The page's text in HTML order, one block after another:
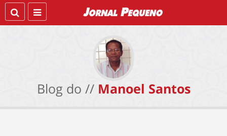
Blog do // Manoel Santos